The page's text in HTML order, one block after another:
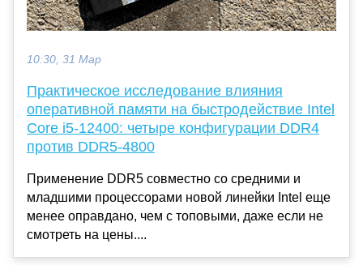
10:30, 31 Мар
Практическое исследование влияния
оперативной памяти на быстродействие Intel
Core i5-12400: четыре конфигурации DDR4
против DDR5-4800
Применение DDR5 совместно со средними и
младшими процессорами новой линейки Intel еще
менее оправдано, чем с топовыми, даже если не
смотреть на цены....